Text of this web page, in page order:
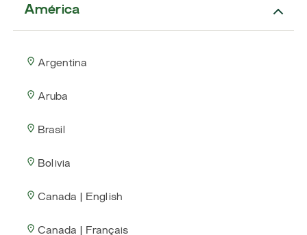
América
Argentina
Aruba
Brasil
Bolivia
Canada | English
Canada | Français